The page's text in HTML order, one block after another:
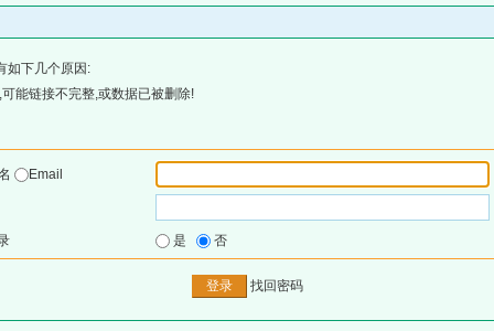
如下几个原因:
能链接不完整,或数据已被删除!
Email
是 否
找回密码